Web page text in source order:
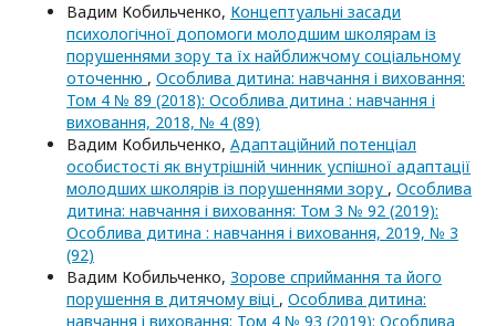
Вадим Кобильченко, Концептуальні засади
психологічної допомоги молодшим школярам із
порушеннями зору та їх найближчому соціальному
оточенню , Особлива дитина: навчання і виховання:
Том 4 № 89 (2018): Особлива дитина : навчання і
виховання, 2018, № 4 (89)
Вадим Кобильченко, Адаптаційний потенціал
особистості як внутрішній чинник успішної адаптації
молодших школярів із порушеннями зору , Особлива
дитина: навчання і виховання: Том 3 № 92 (2019):
Особлива дитина : навчання і виховання, 2019, № 3
(92)
Вадим Кобильченко, Зорове сприймання та його
порушення в дитячому віці , Особлива дитина:
навчання і виховання: Том 4 № 93 (2019): Особлива